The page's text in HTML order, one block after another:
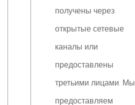
получены через
открытые сетевые
каналы или
предоставлены
третьими лицами. Мы
предоставляем